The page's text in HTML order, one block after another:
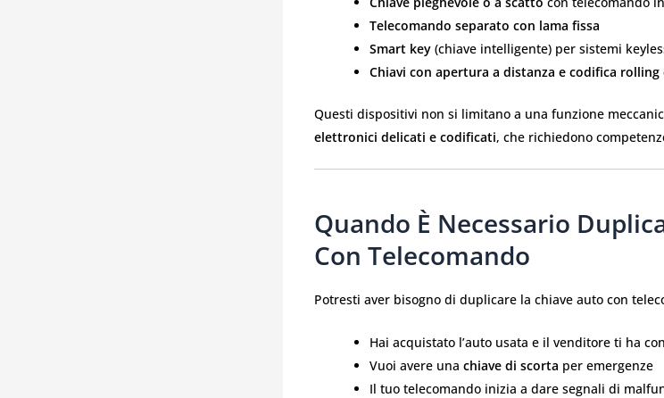
Telecomando separato con lama fissa
Smart key (chiave intelligente) per sistemi
Chiavi con apertura a distanza e codifica rolling
Questi dispositivi non si limitano a una funzione
elettronici delicati e codificati, che richiedono
Quando È Necessario
Con Telecomando
Potresti aver bisogno di duplicare la chiave auto con
Hai acquistato l’auto usata e il venditore ti ha
Vuoi avere una chiave di scorta per emergenze
Il tuo telecomando inizia a dare segnali di